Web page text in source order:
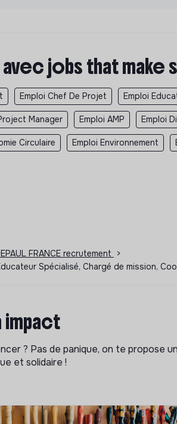
jobs that make
Emploi Chef De Projet Emploi
Manager Emploi AMP Emploi
Circulaire Emploi Environnement
FRANCE recrutement
>
Spécialisé, Chargé de mission,
? Pas de panique, on te propose
et solidaire !